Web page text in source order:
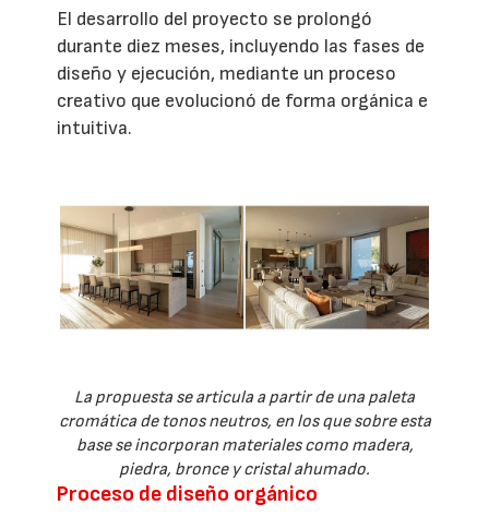
El desarrollo del proyecto se prolongó
durante diez meses, incluyendo las fases de
diseño y ejecución, mediante un proceso
creativo que evolucionó de forma orgánica e
intuitiva.
La propuesta se articula a partir de una paleta
cromática de tonos neutros, en los que sobre esta
base se incorporan materiales como madera,
piedra, bronce y cristal ahumado.
Proceso de diseño orgánico